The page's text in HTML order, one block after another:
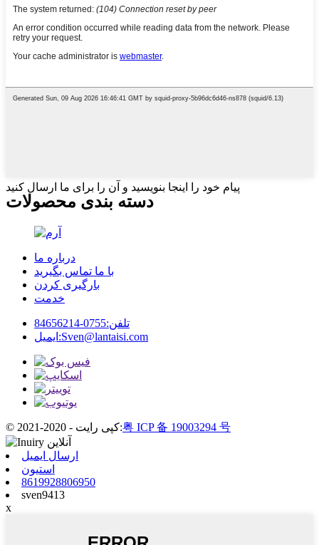
پیام خود را اینجا بنویسید و آن را برای ما ارسال کنید
دسته بندی محصولات
درباره ما
با ما تماس بگیرید
بارگیری کردن
خدمت
تلفن:0755-84656214
ایمیل:Sven@lantaisi.com
© کپی رایت - 2020-2021:粤 ICP 备 19003294 号
ارسال ایمیل
استیون
8619928806950
sven9413
x